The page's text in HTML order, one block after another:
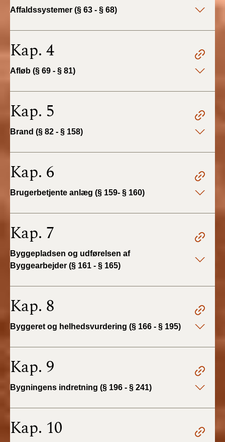
2022)
BR18 (1/1 - 30/6
BR18 (29/6 - 31/12
2021)
2021)
BR18 (1/7-31/12
BR18 (10/3-30/6
2020)
BR18 (4/7-31/12
2019)
BR18 (1/1-4/7 2019)
2018)
BR18 (1/1-30/6
BR15 (2015-2018)
Tidligere BR (1961-
Affaldssystemer (§ 63 - § 68)
Kap. 4
Afløb (§ 69 - § 81)
Kap. 5
Brand (§ 82 - § 158)
Kap. 6
Brugerbetjente anlæg (§ 159- § 160)
Kap. 7
Byggepladsen og udførelsen af
Byggearbejder (§ 161 - § 165)
Kap. 8
Byggeret og helhedsvurdering (§ 166 - § 195)
Kap. 9
Bygningens indretning (§ 196 - § 241)
Kap. 10